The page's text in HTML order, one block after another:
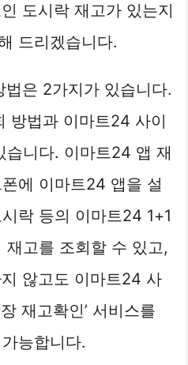
도시락 재고가 있는지
드리겠습니다.
은 2가지가 있습니다.
방법과 이마트24 사이
습니다. 이마트24 앱 재
에 이마트24 앱을 설
락 등의 이마트24 1+1
고를 조회할 수 있고,
않고도 이마트24 사
재고확인’ 서비스를
능합니다.